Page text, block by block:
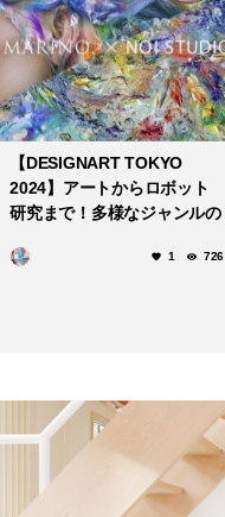
【DESIGNART TOKYO
2024】アートからロボット
研究まで！多様なジャンルの
1 726